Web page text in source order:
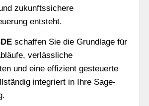
zukunftssichere
entsteht.
schaffen Sie die Grundlage für
verlässliche
und eine effizient gesteuerte
integriert in Ihre Sage-